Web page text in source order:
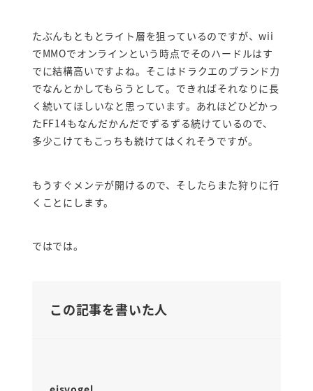
たぶんもともとライト層を狙っているのですが、wii
でMMOでオンラインという時点でそのハードルはす
でに結構高いですよね。そこはドラクエのブランド力
でなんとかしてもらうとして。できればそれなりに長
く続いてほしいなと思っています。あれほどひどかっ
たFF14もなんだかんだでずるずる続けているので、
多少こけてもこっちも続けてはくれそうですが。
もうすぐメンテが開けるので、そしたらまた狩りに行
くことにします。
ではでは。
この記事を書いた人